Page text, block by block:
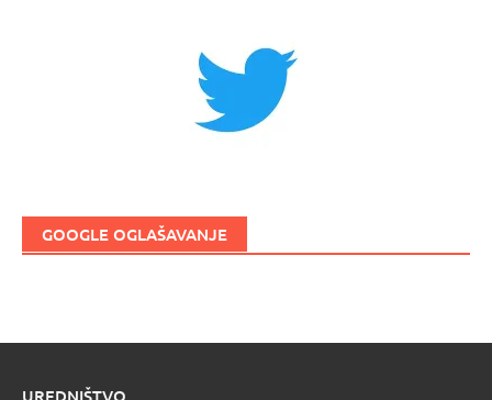
GOOGLE OGLAŠAVANJE